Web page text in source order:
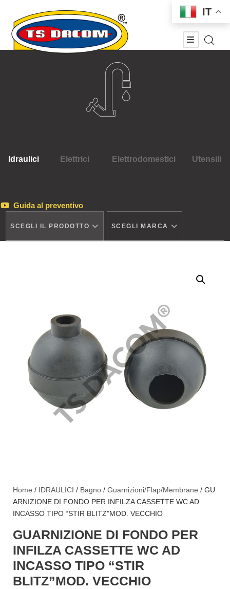
Idraulici Elettrici Elettrodomestici Utensili
Guida al preventivo
SCEGLI IL PRODOTTO SCEGLI MARCA
Home / IDRAULICI / Bagno / Guarnizioni/Flap/Membrane / GU
ARNIZIONE DI FONDO PER INFILZA CASSETTE WC AD
INCASSO TIPO “STIR BLITZ”MOD. VECCHIO
GUARNIZIONE DI FONDO PER
INFILZA CASSETTE WC AD
INCASSO TIPO “STIR
BLITZ”MOD. VECCHIO
IT